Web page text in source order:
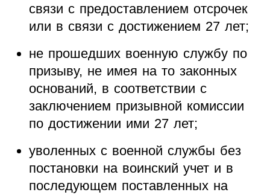
связи с предоставлением отсрочек
или в связи с достижением 27 лет;
не прошедших военную службу по
призыву, не имея на то законных
оснований, в соответствии с
заключением призывной комиссии
по достижении ими 27 лет;
уволенных с военной службы без
постановки на воинский учет и в
последующем поставленных на